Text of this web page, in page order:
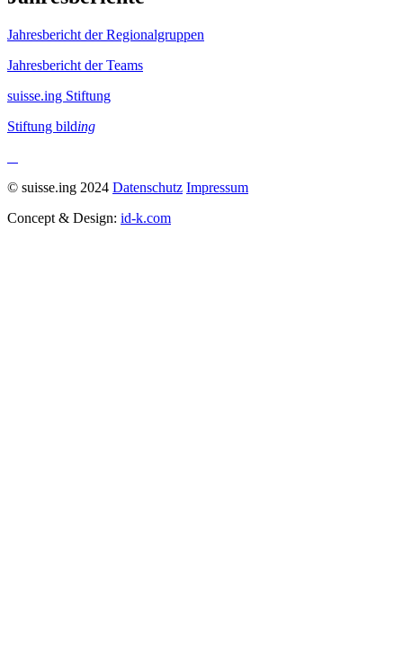
Jahresbericht der Regionalgruppen
Jahresbericht der Teams
suisse.ing Stiftung
Stiftung bilding
© suisse.ing 2024 Datenschutz Impressum
Concept & Design: id-k.com